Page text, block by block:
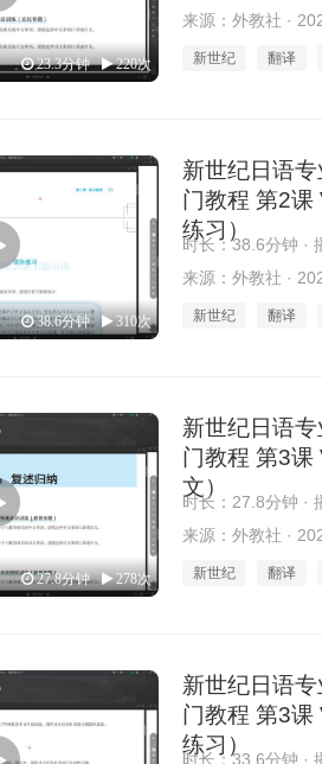
23.3分钟 220次
来源：外教社 ·
新世纪 翻译
38.6分钟 310次
新世纪日语
门教程 第2
练习）
时长：38.6分钟 ·
来源：外教社 ·
新世纪 翻译
27.8分钟 278次
新世纪日语
门教程 第3
文）
时长：27.8分钟 ·
来源：外教社 ·
新世纪 翻译
新世纪日语
门教程 第3
练习）
时长：33.6分钟 ·